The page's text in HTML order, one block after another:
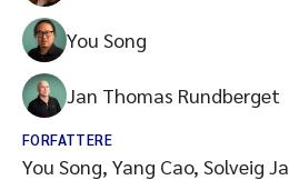
You Song
Jan Thomas Rundberget
FORFATTERE
You Song, Yang Cao, Solveig